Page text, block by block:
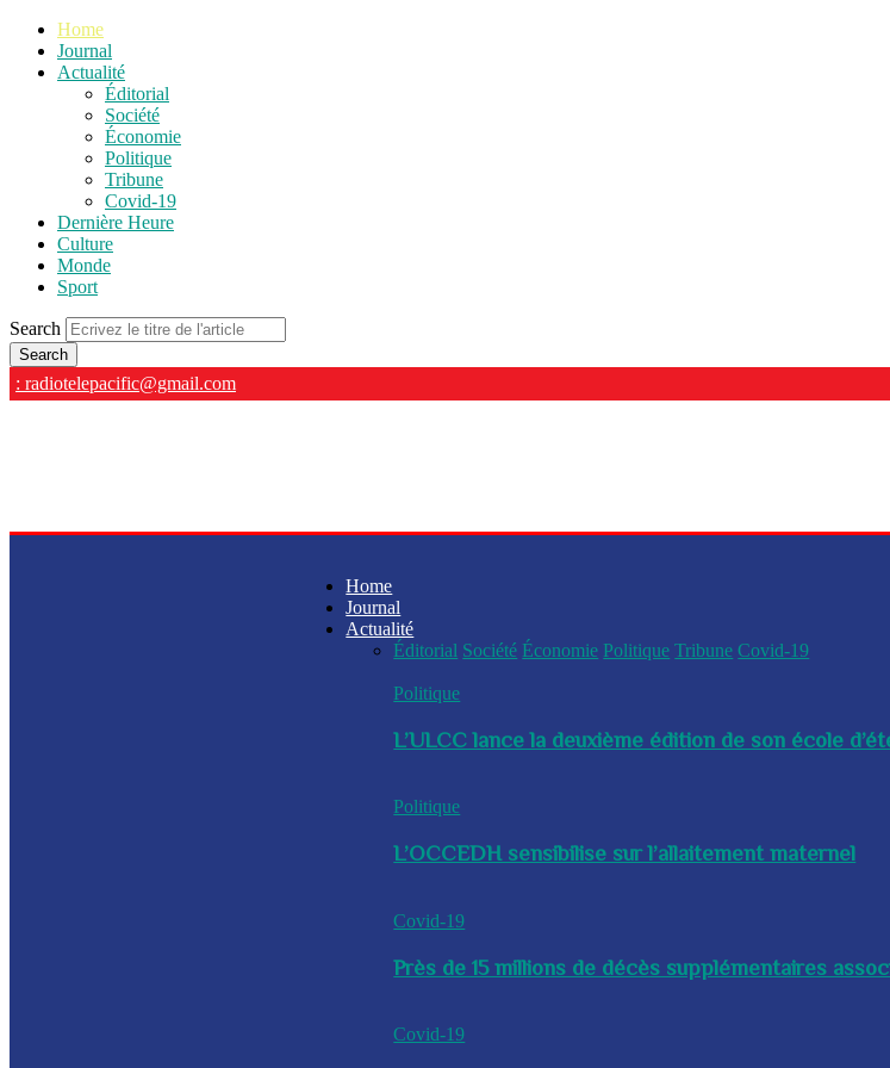
Home
Journal
Actualité
Éditorial
Société
Économie
Politique
Tribune
Covid-19
Dernière Heure
Culture
Monde
Sport
Search
: radiotelepacific@gmail.com
Home
Journal
Actualité
Éditorial Société Économie Politique Tribune Covid-19
Politique
L’ULCC lance la deuxième édition de son école
Politique
L’OCCEDH sensibilise sur l’allaitement maternel
Covid-19
Près de 15 millions de décès supplémentaires
Covid-19